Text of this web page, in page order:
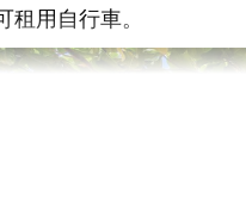
租用自行車。